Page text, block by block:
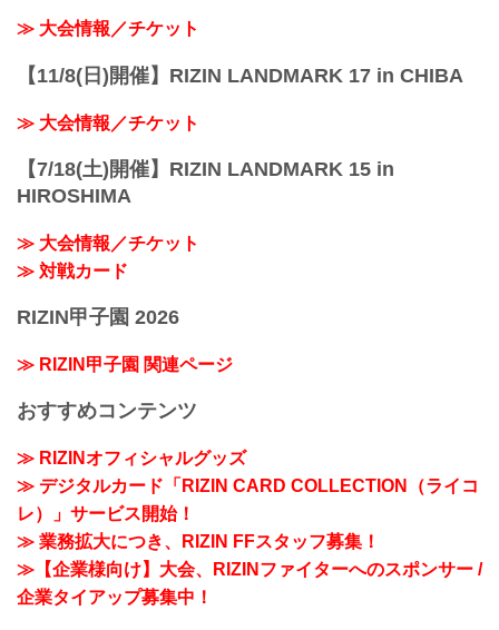
≫ 大会情報／チケット
【11/8(日)開催】RIZIN LANDMARK 17 in CHIBA
≫ 大会情報／チケット
【7/18(土)開催】RIZIN LANDMARK 15 in
HIROSHIMA
≫ 大会情報／チケット
≫ 対戦カード
RIZIN甲子園 2026
≫ RIZIN甲子園 関連ページ
おすすめコンテンツ
≫ RIZINオフィシャルグッズ
≫ デジタルカード「RIZIN CARD COLLECTION（ライコ
レ）」サービス開始！
≫ 業務拡大につき、RIZIN FFスタッフ募集！
≫【企業様向け】大会、RIZINファイターへのスポンサー /
企業タイアップ募集中！